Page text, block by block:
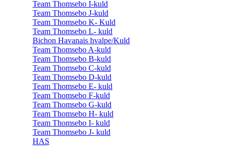
Team Thomsebo I-kuld
Team Thomsebo J-kuld
Team Thomsebo K- Kuld
Team Thomsebo L- kuld
Bichon Havanais hvalpe/Kuld
Team Thomsebo A-kuld
Team Thomsebo B-kuld
Team Thomsebo C-kuld
Team Thomsebo D-kuld
Team Thomsebo E- kuld
Team Thomsebo F-kuld
Team Thomsebo G-kuld
Team Thomsebo H- kuld
Team Thomsebo I- kuld
Team Thomsebo J- kuld
HAS